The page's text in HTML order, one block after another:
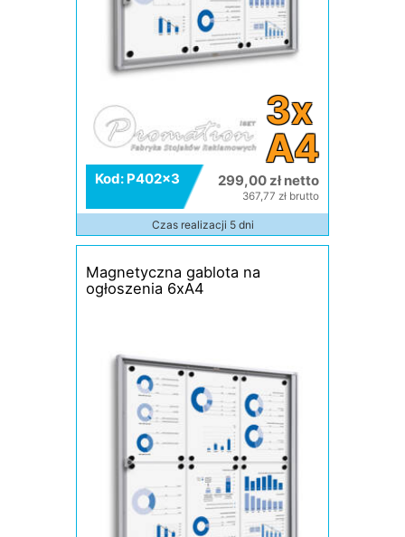
3x
A4
Kod: P402x3 299,00 zł netto
367,77 zł brutto
Czas realizacji 5 dni
Magnetyczna gablota na
ogłoszenia 6xA4